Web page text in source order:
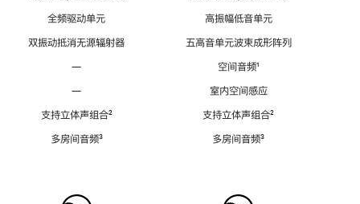
全频驱动单元
双振动抵消无源辐射器
—
—
支持立体声组合脚
²
多房间音频脚
³
高振幅低音单元
五高音单元波束成形阵列
空间音频脚
¹
室内空间感应
支持立体声组合脚
²
多房间音频脚
³